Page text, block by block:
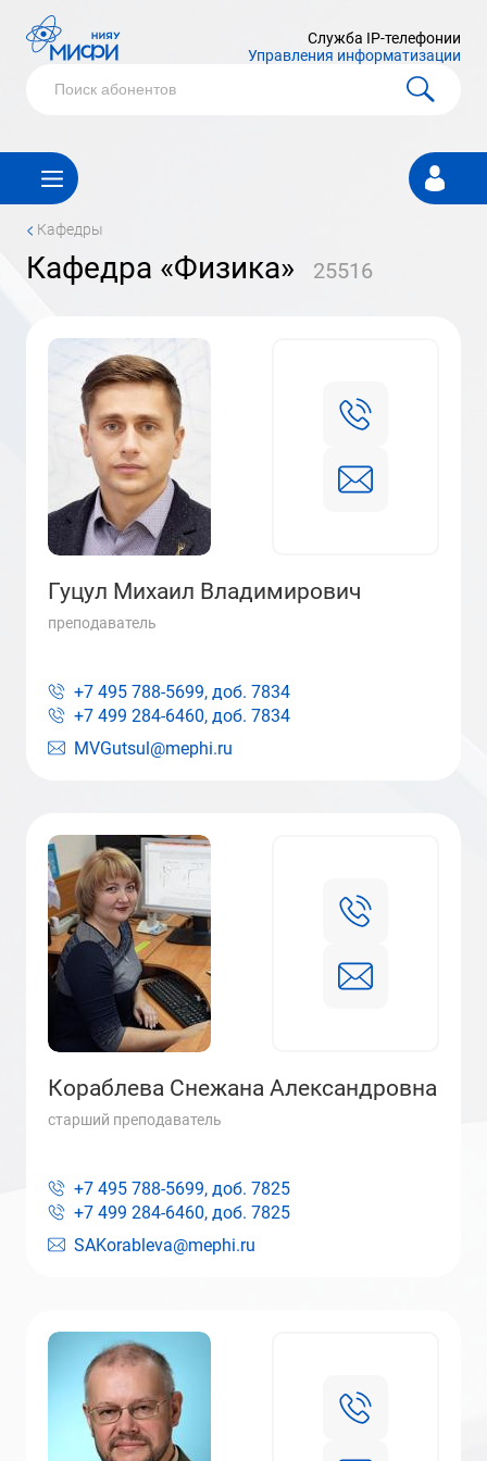
Служба IP-телефонии
Управления информатизации
Личный
кабинет
< Кафедры
Кафедра «Физика» 25516
Гуцул Михаил Владимирович
преподаватель
MVGutsul@mephi.ru
+7 495 788-5699, доб. 7834
+7 499 284-6460, доб. 7834
Кораблева Снежана Александровна
старший преподаватель
SAKorableva@mephi.ru
+7 495 788-5699, доб. 7825
+7 499 284-6460, доб. 7825